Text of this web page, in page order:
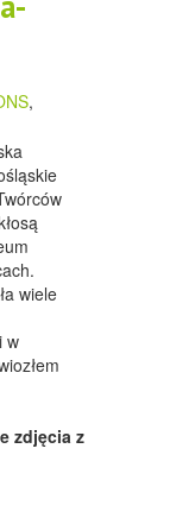
,
wiele
w
zdjęcia z